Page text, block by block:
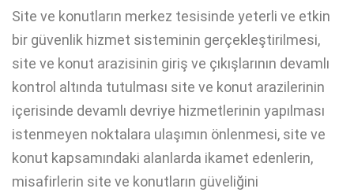
Site ve konutların merkez tesisinde yeterli ve etkin
bir güvenlik hizmet sisteminin gerçekleştirilmesi,
site ve konut arazisinin giriş ve çıkışlarının devamlı
kontrol altında tutulması site ve konut arazilerinin
içerisinde devamlı devriye hizmetlerinin yapılması
istenmeyen noktalara ulaşımın önlenmesi, site ve
konut kapsamındaki alanlarda ikamet edenlerin,
misafirlerin site ve konutların güveliğini